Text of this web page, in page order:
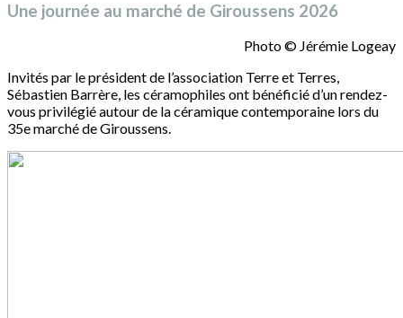
Une journée au marché de Giroussens 2026
Photo © Jérémie Logeay
Invités par le président de l’association Terre et Terres,
Sébastien Barrère, les céramophiles ont bénéficié d’un rendez-
vous privilégié autour de la céramique contemporaine lors du
35e marché de Giroussens.